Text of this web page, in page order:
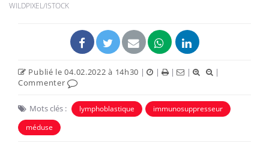
WILDPIXEL/ISTOCK
Publié le 04.02.2022 à 14h30 | | | |
|
Commenter
Mots clés : lymphoblastique
immunosuppresseur
méduse